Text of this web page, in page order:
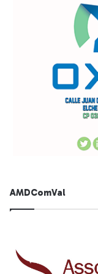
AMDComVal